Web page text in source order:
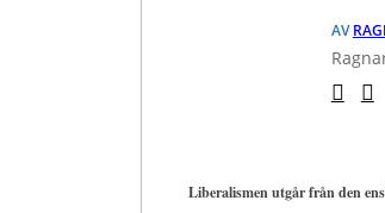
AV
Liberalismen utgår från den